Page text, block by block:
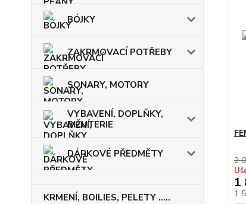
BÓJKY
ZAKRMOVACÍ POTŘEBY
SONARY, MOTORY
VYBAVENÍ, DOPLŇKY,
BIŽUTERIE
DÁRKOVÉ PŘEDMĚTY
KRMENÍ, BOILIES, PELETY .....
2
1
1